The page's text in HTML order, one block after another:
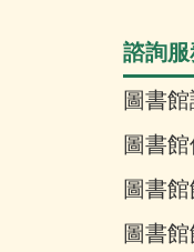
諮詢
圖書
圖書
圖書
圖書